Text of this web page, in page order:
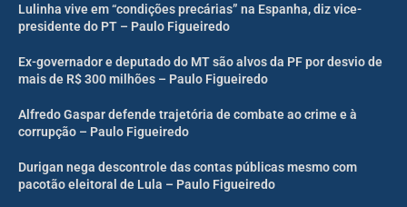
Lulinha vive em “condições precárias” na Espanha, diz vice-
presidente do PT – Paulo Figueiredo
Ex-governador e deputado do MT são alvos da PF por desvio de
mais de R$ 300 milhões – Paulo Figueiredo
Alfredo Gaspar defende trajetória de combate ao crime e à
corrupção – Paulo Figueiredo
Durigan nega descontrole das contas públicas mesmo com
pacotão eleitoral de Lula – Paulo Figueiredo